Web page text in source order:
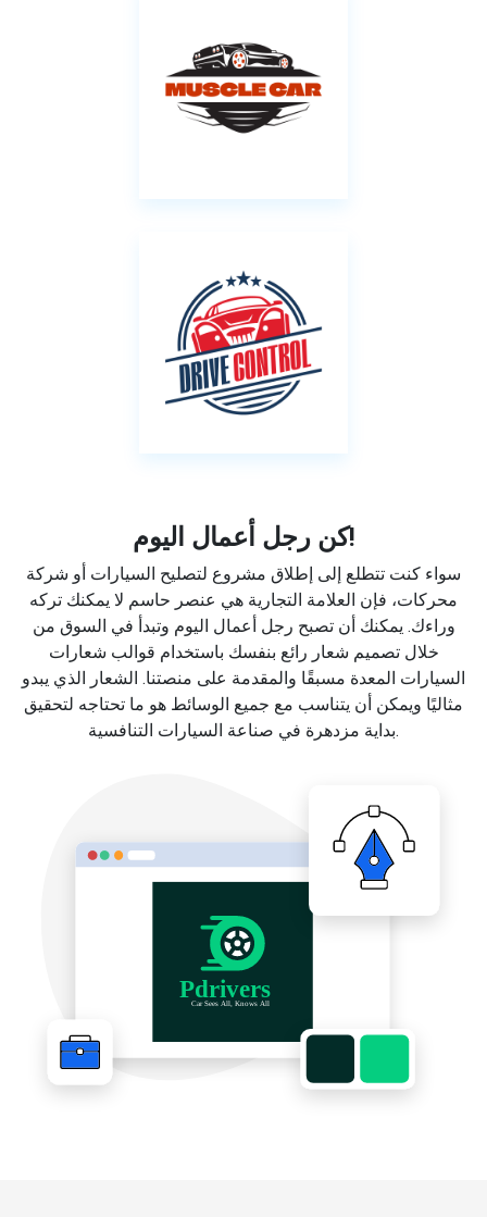
كن رجل أعمال اليوم!
سواء كنت تتطلع إلى إطلاق مشروع لتصليح السيارات أو شركة
محركات، فإن العلامة التجارية هي عنصر حاسم لا يمكنك تركه
وراءك. يمكنك أن تصبح رجل أعمال اليوم وتبدأ في السوق من
خلال تصميم شعار رائع بنفسك باستخدام قوالب شعارات
السيارات المعدة مسبقًا والمقدمة على منصتنا. الشعار الذي يبدو
مثاليًا ويمكن أن يتناسب مع جميع الوسائط هو ما تحتاجه لتحقيق
بداية مزدهرة في صناعة السيارات التنافسية.